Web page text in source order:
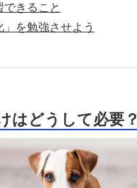
できること
」を勉強させよう
はどうして必要？